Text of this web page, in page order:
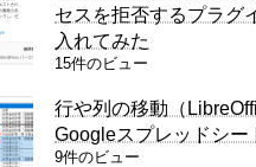
セスを拒否するプラグ
入れてみた
15件のビュー
行や列の移動（
Googleスプレッドシー
9件のビュー